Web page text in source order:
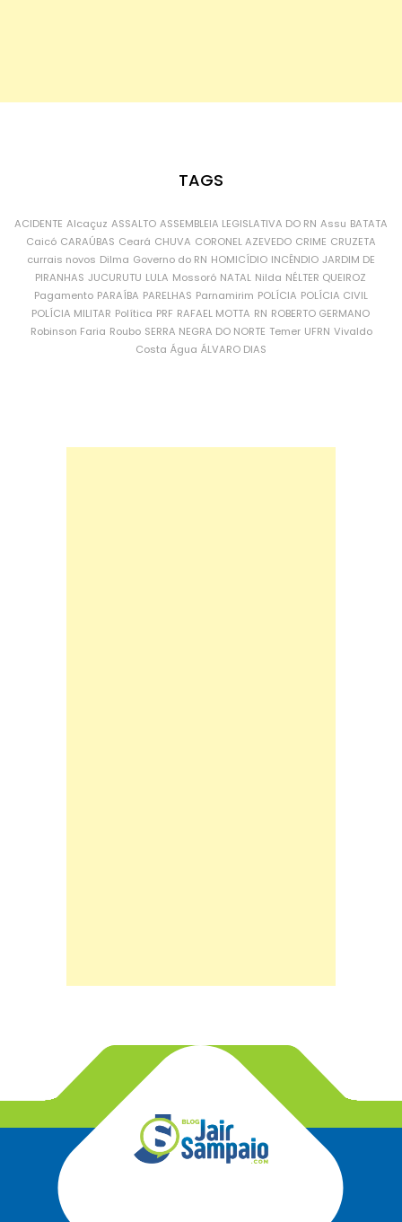
TAGS
ACIDENTE Alcaçuz ASSALTO ASSEMBLEIA LEGISLATIVA DO RN Assu BATATA
Caicó CARAÚBAS Ceará CHUVA CORONEL AZEVEDO CRIME CRUZETA
currais novos Dilma Governo do RN HOMICÍDIO INCÊNDIO JARDIM DE
PIRANHAS JUCURUTU LULA Mossoró NATAL Nilda NÉLTER QUEIROZ
Pagamento PARAÍBA PARELHAS Parnamirim POLÍCIA POLÍCIA CIVIL
POLÍCIA MILITAR Política PRF RAFAEL MOTTA RN ROBERTO GERMANO
Robinson Faria Roubo SERRA NEGRA DO NORTE Temer UFRN Vivaldo
Costa Água ÁLVARO DIAS